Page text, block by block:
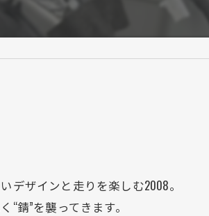
デザインと走りを楽しむ2008。
錆”を襲ってきます。